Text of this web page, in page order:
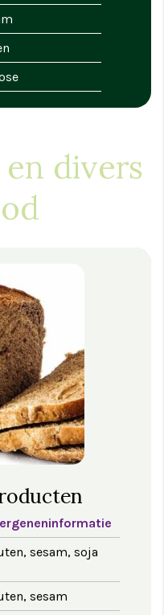
divers
sesam, soja
sesam